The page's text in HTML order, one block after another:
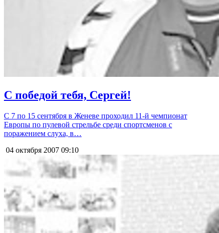
С победой тебя, Сергей!
С 7 по 15 сентября в Женеве проходил 11-й чемпионат
Европы по пулевой стрельбе среди спортсменов с
поражением слуха, в…
04 октября 2007 09:10